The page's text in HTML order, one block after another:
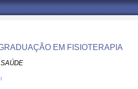
EM FISIOTERAPIA